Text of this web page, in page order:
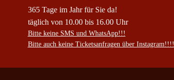
365 Tage im Jahr für Sie da!
täglich von 10.00 bis 16.00 Uhr
Bitte keine SMS und WhatsApp!!!
Bitte auch keine Ticketsanfragen über Instagram!!!!